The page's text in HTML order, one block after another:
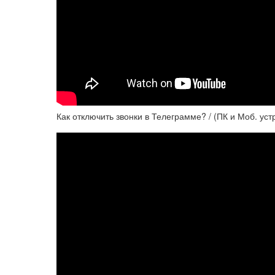
Как отключить звонки в Телеграмме? / (ПК и Моб.